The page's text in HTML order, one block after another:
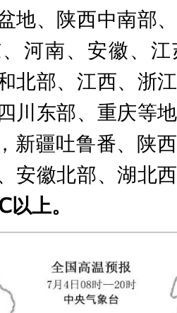
地、陕西中南部
河南、安徽、
北部、江西、浙
川东部、重庆等
，新疆吐鲁番、陕
安徽北部、湖北
上。